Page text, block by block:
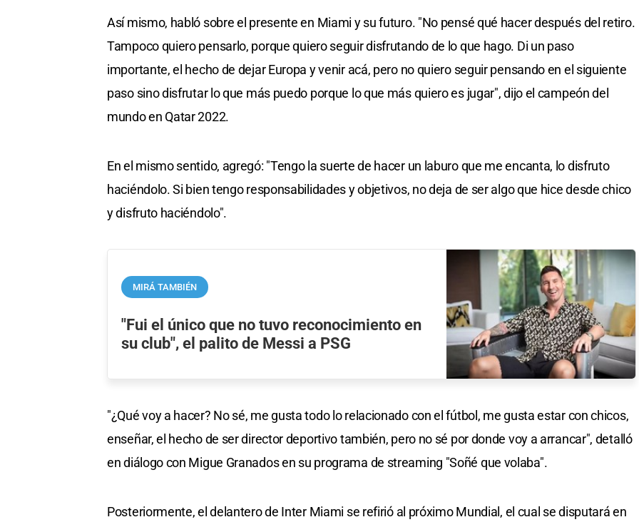
Así mismo, habló sobre el presente en Miami y su futuro. "No pensé qué hacer después del retiro.
Tampoco quiero pensarlo, porque quiero seguir disfrutando de lo que hago. Di un paso
importante, el hecho de dejar Europa y venir acá, pero no quiero seguir pensando en el siguiente
paso sino disfrutar lo que más puedo porque lo que más quiero es jugar", dijo el campeón del
mundo en Qatar 2022.
En el mismo sentido, agregó: "Tengo la suerte de hacer un laburo que me encanta, lo disfruto
haciéndolo. Si bien tengo responsabilidades y objetivos, no deja de ser algo que hice desde chico
y disfruto haciéndolo".
MIRÁ TAMBIÉN
"Fui el único que no tuvo reconocimiento en
su club", el palito de Messi a PSG
"¿Qué voy a hacer? No sé, me gusta todo lo relacionado con el fútbol, me gusta estar con chicos,
enseñar, el hecho de ser director deportivo también, pero no sé por donde voy a arrancar", detalló
en diálogo con Migue Granados en su programa de streaming "Soñé que volaba".
Posteriormente, el delantero de Inter Miami se refirió al próximo Mundial, el cual se disputará en